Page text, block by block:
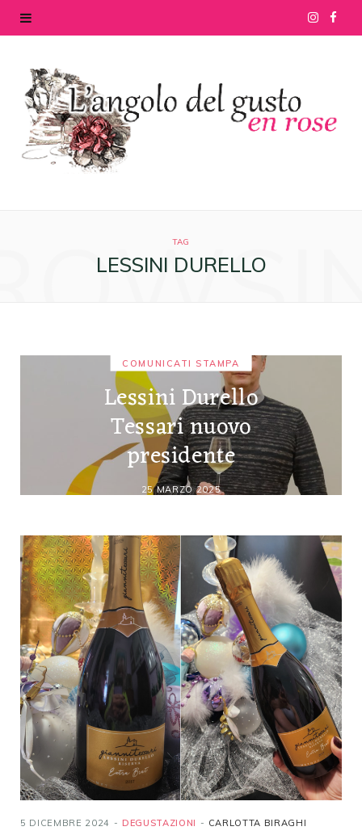
I
t e
TAG
LESSINI DURELLO
COMUNICATI STAMPA
Lessini Durello
Tessari nuovo
presidente
25 MARZO 2025
5 DICEMBRE 2024 DEGUSTAZIONI CARLOTTA BIRAGHI